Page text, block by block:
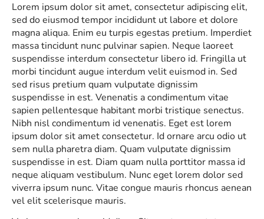
Lorem ipsum dolor sit amet, consectetur adipiscing elit,
sed do eiusmod tempor incididunt ut labore et dolore
magna aliqua. Enim eu turpis egestas pretium. Imperdiet
massa tincidunt nunc pulvinar sapien. Neque laoreet
suspendisse interdum consectetur libero id. Fringilla ut
morbi tincidunt augue interdum velit euismod in. Sed
sed risus pretium quam vulputate dignissim
suspendisse in est. Venenatis a condimentum vitae
sapien pellentesque habitant morbi tristique senectus.
Nibh nisl condimentum id venenatis. Eget est lorem
ipsum dolor sit amet consectetur. Id ornare arcu odio ut
sem nulla pharetra diam. Quam vulputate dignissim
suspendisse in est. Diam quam nulla porttitor massa id
neque aliquam vestibulum. Nunc eget lorem dolor sed
viverra ipsum nunc. Vitae congue mauris rhoncus aenean
vel elit scelerisque mauris.